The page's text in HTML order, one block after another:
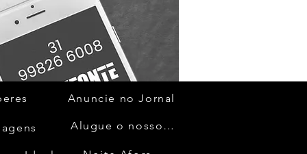
Anuncie no Jornal
Alugue o nosso espaço